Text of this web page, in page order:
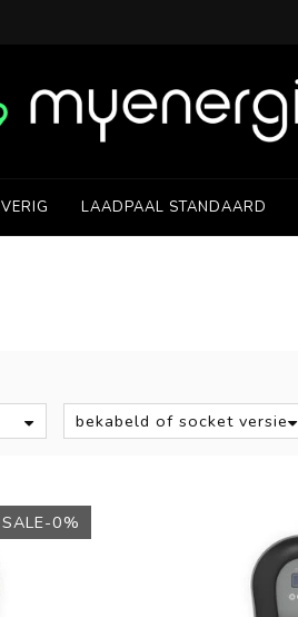
LAADPAAL STANDAARD
bekabeld of socket versie
SALE-0%